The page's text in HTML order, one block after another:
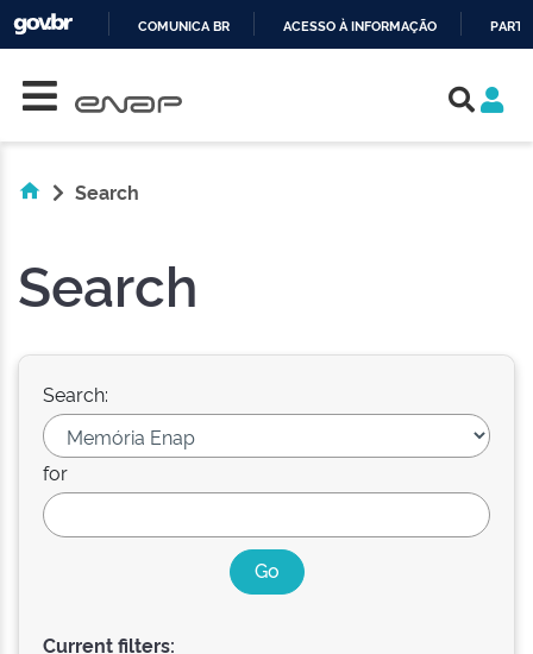
COMUNICA BR ACESSO À INFORMAÇÃO
Search
Search
Search:
for
Current filters: